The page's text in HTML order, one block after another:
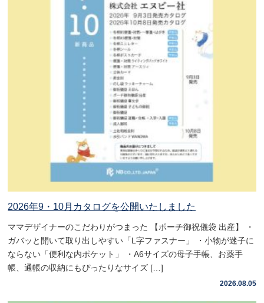
2026年9・10月カタログを公開いたしました
ママデザイナーのこだわりがつまった 【ポーチ御祝儀袋 出産】 ・
ガバッと開いて取り出しやすい「L字ファスナー」 ・小物が迷子に
ならない「便利な内ポケット」 ・A6サイズの母子手帳、お薬手
帳、通帳の収納にもぴったりなサイズ […]
2026.08.05